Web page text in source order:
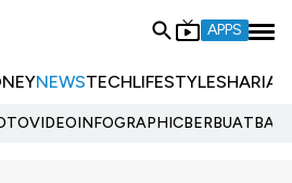
APPS
NEWSTECHLIFESTYLESHARIA
VIDEOINFOGRAPHIC